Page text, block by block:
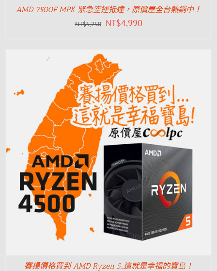
AMD 7500F MPK 緊急空運抵達，原價屋全台熱銷中！
NT$5,250 NT$4,990
賽揚價格買到 AMD Ryzen 5…這就是幸福的寶島！